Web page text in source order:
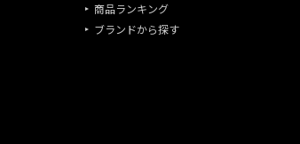
商品ランキング
ブランドから探す